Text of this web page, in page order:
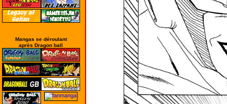
Mangas se déroulant
après Dragon ball